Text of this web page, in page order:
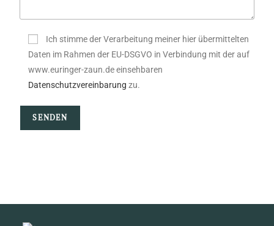
Ich stimme der Verarbeitung meiner hier übermittelten
Daten im Rahmen der EU-DSGVO in Verbindung mit der auf
www.euringer-zaun.de einsehbaren
Datenschutzvereinbarung zu.
Bitte lasse dieses Feld leer.